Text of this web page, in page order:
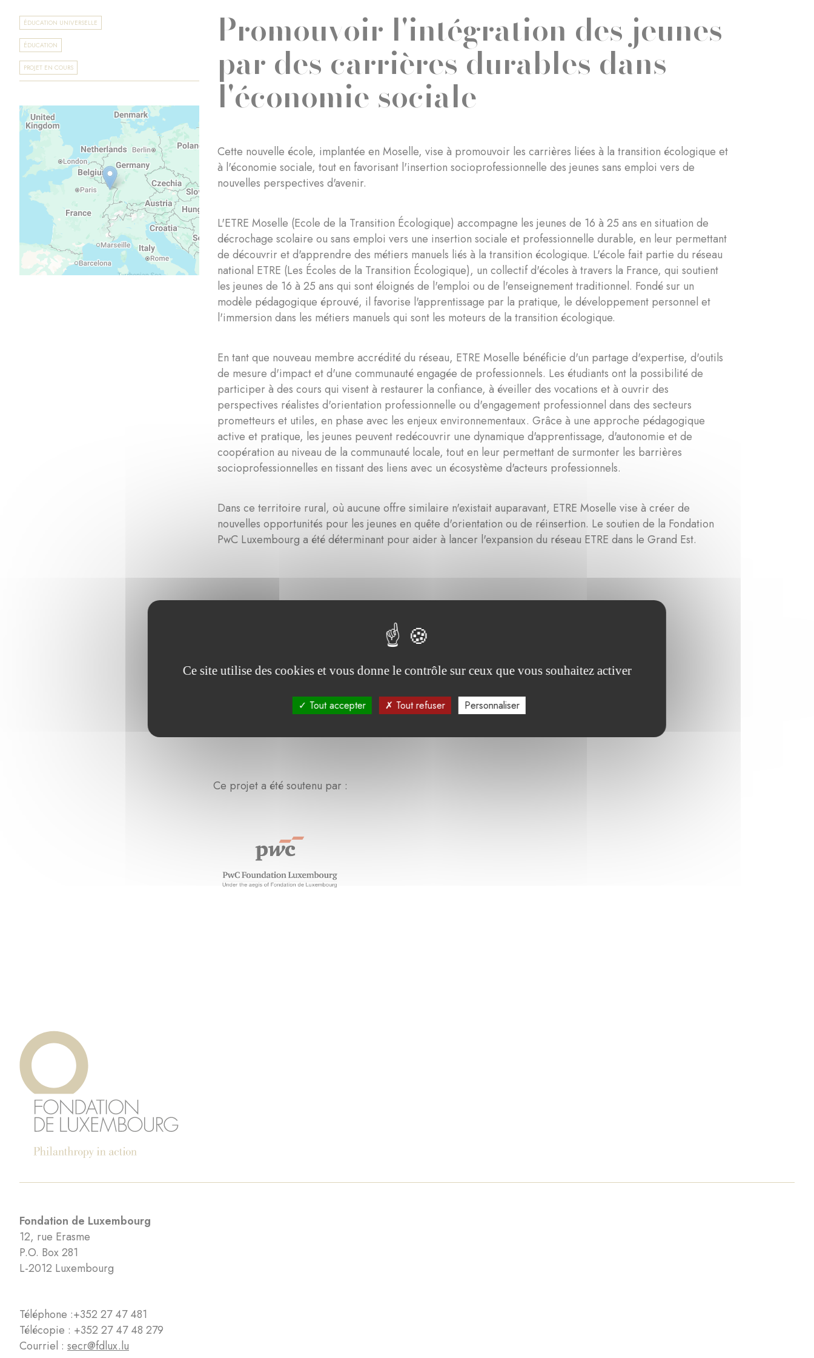
ÉDUCATION UNIVERSELLE
ÉDUCATION
PROJET EN COURS
Promouvoir l'intégration des jeunes
par des carrières durables dans
l'économie sociale
Cette nouvelle école, implantée en Moselle, vise à promouvoir les carrières liées à la transition écologique et
à l'économie sociale, tout en favorisant l'insertion socioprofessionnelle des jeunes sans emploi vers de
nouvelles perspectives d'avenir.
L'ETRE Moselle (Ecole de la Transition Écologique) accompagne les jeunes de 16 à 25 ans en situation de
décrochage scolaire ou sans emploi vers une insertion sociale et professionnelle durable, en leur permettant
de découvrir et d'apprendre des métiers manuels liés à la transition écologique. L'école fait partie du réseau
national ETRE (Les Écoles de la Transition Écologique), un collectif d'écoles à travers la France, qui soutient
les jeunes de 16 à 25 ans qui sont éloignés de l'emploi ou de l'enseignement traditionnel. Fondé sur un
modèle pédagogique éprouvé, il favorise l'apprentissage par la pratique, le développement personnel et
l'immersion dans les métiers manuels qui sont les moteurs de la transition écologique.
En tant que nouveau membre accrédité du réseau, ETRE Moselle bénéficie d'un partage d'expertise, d'outils
de mesure d'impact et d'une communauté engagée de professionnels. Les étudiants ont la possibilité de
participer à des cours qui visent à restaurer la confiance, à éveiller des vocations et à ouvrir des
perspectives réalistes d'orientation professionnelle ou d'engagement professionnel dans des secteurs
prometteurs et utiles, en phase avec les enjeux environnementaux. Grâce à une approche pédagogique
active et pratique, les jeunes peuvent redécouvrir une dynamique d'apprentissage, d'autonomie et de
coopération au niveau de la communauté locale, tout en leur permettant de surmonter les barrières
socioprofessionnelles en tissant des liens avec un écosystème d'acteurs professionnels.
Dans ce territoire rural, où aucune offre similaire n'existait auparavant, ETRE Moselle vise à créer de
nouvelles opportunités pour les jeunes en quête d'orientation ou de réinsertion. Le soutien de la Fondation
PwC Luxembourg a été déterminant pour aider à lancer l'expansion du réseau ETRE dans le Grand Est.
Ce projet a été soutenu par :
Fondation de Luxembourg
12, rue Erasme
P.O. Box 281
L-2012 Luxembourg
Téléphone :+352 27 47 481
Télécopie : +352 27 47 48 279
Courriel : secr@fdlux.lu
Ce site utilise des cookies et vous donne le contrôle sur ceux que vous souhaitez activer
Tout accepter Tout refuser Personnaliser